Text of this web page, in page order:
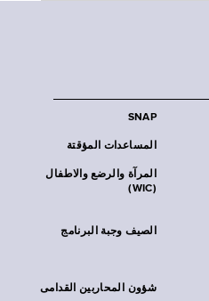
SNAP
المساعدات المؤقتة
المرآة والرضع والاطفال
(WIC)
الصيف وجبة البرنامج
شؤون المحاربين القدامى